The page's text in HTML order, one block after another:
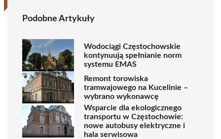
Podobne Artykuły
Wodociągi Częstochowskie
kontynuują spełnianie norm
systemu EMAS
Remont torowiska
tramwajowego na Kucelinie –
wybrano wykonawcę
Wsparcie dla ekologicznego
transportu w Częstochowie:
nowe autobusy elektryczne i
hala serwisowa